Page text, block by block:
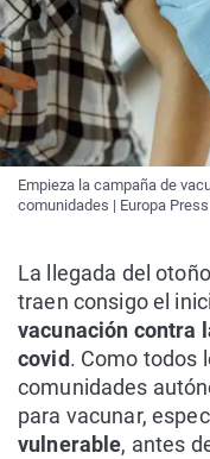
Empieza la campaña de
comunidades | Europa Press
La llegada del
traen consigo el
vacunación contra
covid. Como todos
comunidades
para vacunar,
vulnerable, antes